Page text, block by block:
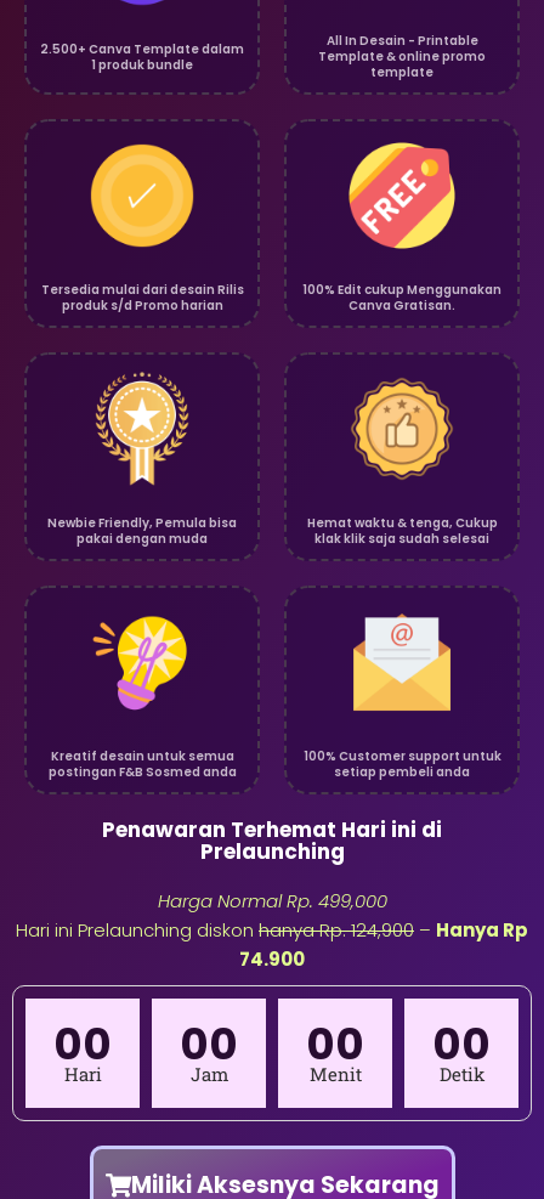
2.500+ Canva Template dalam
1 produk bundle
All In Desain - Printable
Template & online promo
template
Tersedia mulai dari desain Rilis
produk s/d Promo harian
100% Edit cukup Menggunakan
Canva Gratisan.
Newbie Friendly, Pemula bisa
pakai dengan muda
Hemat waktu & tenga, Cukup
klak klik saja sudah selesai
Kreatif desain untuk semua
postingan F&B Sosmed anda
100% Customer support untuk
setiap pembeli anda
Penawaran Terhemat Hari ini di
Prelaunching
Harga Normal Rp. 499,000
Hari ini Prelaunching diskon hanya Rp. 124,900 – Hanya Rp
74.900
00
Hari 00
Jam 00
Menit 00
Detik
Miliki Aksesnya Sekarang